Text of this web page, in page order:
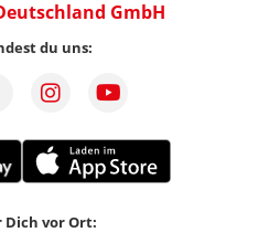
GmbH
du uns:
vor Ort: